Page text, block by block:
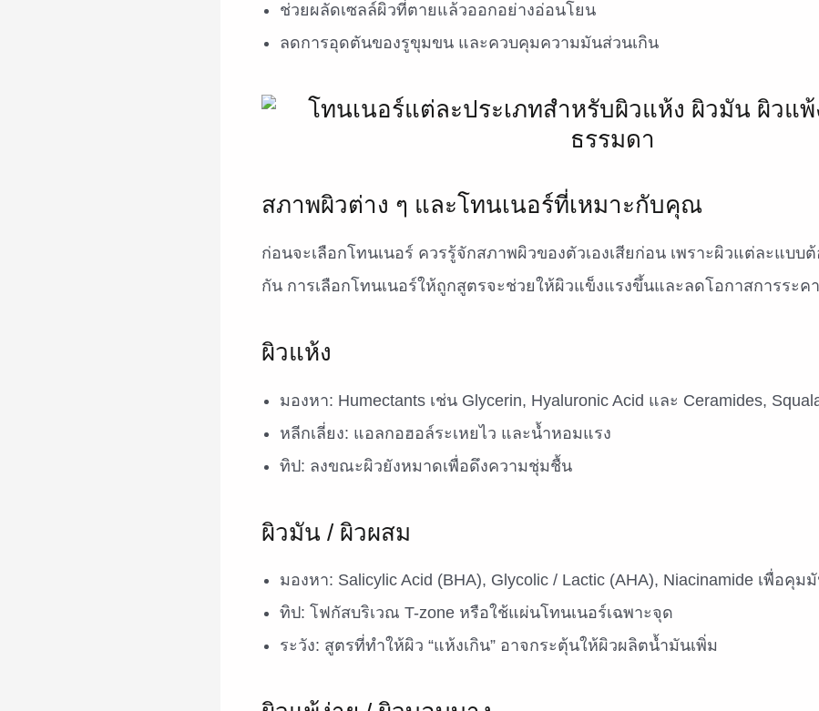
ช่วยผลัดเซลล์ผิวที่ตายแล้วออกอย่างอ่อนโยน
ลดการอุดตันของรูขุมขน และควบคุมความมันส่วนเกิน
สภาพผิวต่าง ๆ และโทนเนอร์ที่เหมาะกับคุณ
ก่อนจะเลือกโทนเนอร์ ควรรู้จักสภาพผิวของตัวเองเสียก่อน เพราะผิวแต่ละแบบ
กัน การเลือกโทนเนอร์ให้ถูกสูตรจะช่วยให้ผิวแข็งแรงขึ้นและลดโอกาสการระค
ผิวแห้ง
มองหา: Humectants เช่น Glycerin, Hyaluronic Acid และ Ceramides,
หลีกเลี่ยง: แอลกอฮอล์ระเหยไว และน้ำหอมแรง
ทิป: ลงขณะผิวยังหมาดเพื่อดึงความชุ่มชื้น
ผิวมัน / ผิวผสม
มองหา: Salicylic Acid (BHA), Glycolic / Lactic (AHA), Niacinamide เพื่อคุม
ทิป: โฟกัสบริเวณ T-zone หรือใช้แผ่นโทนเนอร์เฉพาะจุด
ระวัง: สูตรที่ทำให้ผิว “แห้งเกิน” อาจกระตุ้นให้ผิวผลิตน้ำมันเพิ่ม